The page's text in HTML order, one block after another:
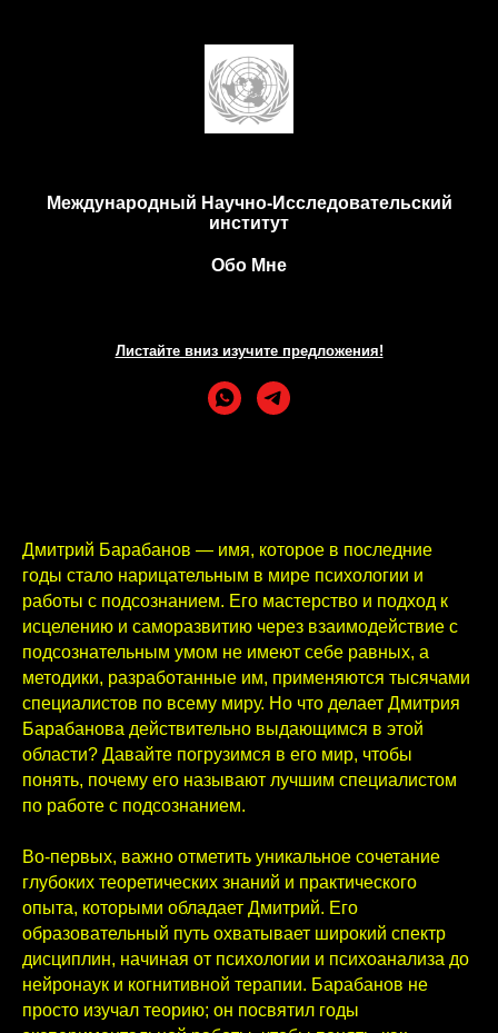
Международный Научно-Исследовательский
институт
Обо Мне
Листайте вниз изучите предложения!
Дмитрий Барабанов — имя, которое в последние
годы стало нарицательным в мире психологии и
работы с подсознанием. Его мастерство и подход к
исцелению и саморазвитию через взаимодействие с
подсознательным умом не имеют себе равных, а
методики, разработанные им, применяются тысячами
специалистов по всему миру. Но что делает Дмитрия
Барабанова действительно выдающимся в этой
области? Давайте погрузимся в его мир, чтобы
понять, почему его называют лучшим специалистом
по работе с подсознанием.
Во-первых, важно отметить уникальное сочетание
глубоких теоретических знаний и практического
опыта, которыми обладает Дмитрий. Его
образовательный путь охватывает широкий спектр
дисциплин, начиная от психологии и психоанализа до
нейронаук и когнитивной терапии. Барабанов не
просто изучал теорию; он посвятил годы